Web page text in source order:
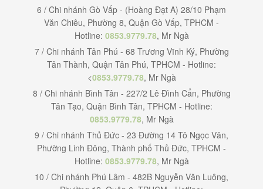
6 / Chi nhánh Gò Vấp - (Hoàng Đạt A) 28/10 Phạm
Văn Chiêu, Phường 8, Quận Gò Vấp, TPHCM -
Hotline: 0853.9779.78, Mr Ngà
7 / Chi nhánh Tân Phú - 68 Trương Vĩnh Ký, Phường
Tân Thành, Quận Tân Phú, TPHCM - Hotline:
<0853.9779.78, Mr Ngà
8 / Chi nhánh Bình Tân - 227/2 Lê Đình Cẩn, Phường
Tân Tạo, Quận Bình Tân, TPHCM - Hotline:
0853.9779.78, Mr Ngà
9 / Chi nhánh Thủ Đức - 23 Đường 14 Tô Ngọc Vân,
Phường Linh Đông, Thành phố Thủ Đức, TPHCM -
Hotline: 0853.9779.78, Mr Ngà
10 / Chi nhánh Phú Lâm - 482B Nguyễn Văn Luông,